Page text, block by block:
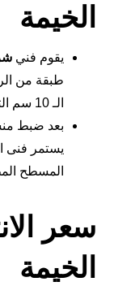
الخيمة
يقوم فني
طبقة من
الـ 10 سم التى تم ذكرها إلا قيمة سمك بلاطات الإنترلوك.
بعد ضبط
يستمر فنى
المسطح
سعر
الخيمة